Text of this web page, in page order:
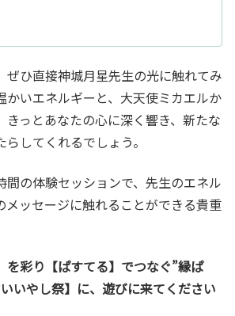
ぜひ直接神城月星先生の光に触れてみ
かいエネルギーと、大天使ミカエルか
きっとあなたの心に深く響き、新たな
してくれるでしょう。
間の体験セッションで、先生のエネル
メッセージに触れることができる貴重
を彩り【ぱすてる】でつなぐ”縁ぱ
いやし祭】に、遊びに来てください